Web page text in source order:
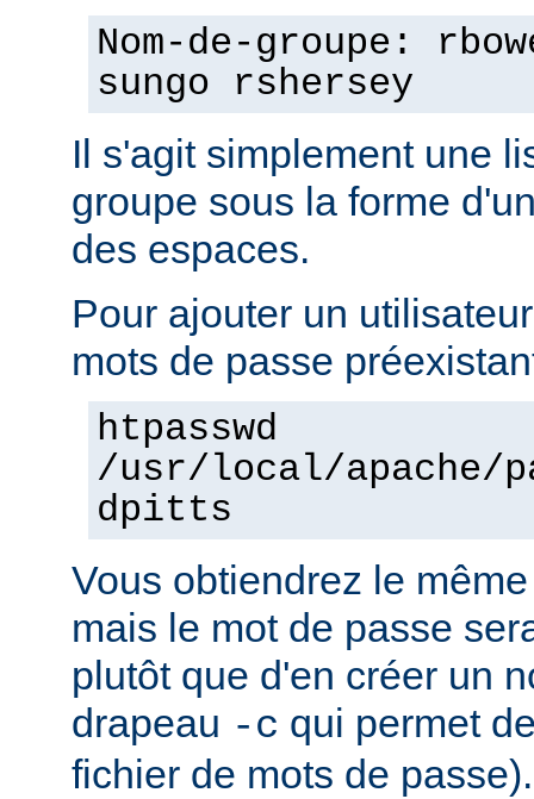
Nom-de-groupe:
sungo rshersey
Il s'agit simplement une
groupe sous la forme
des espaces.
Pour ajouter un
mots de passe
htpasswd
/usr/local/apache/
dpitts
Vous obtiendrez le
mais le mot de passe
plutôt que d'en créer un
drapeau -c qui permet
fichier de mots de